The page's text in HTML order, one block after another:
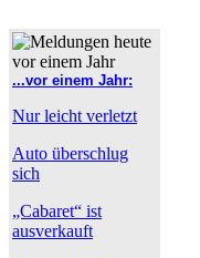
...vor einem Jahr:
Nur leicht verletzt
Auto überschlug
sich
„Cabaret“ ist
ausverkauft